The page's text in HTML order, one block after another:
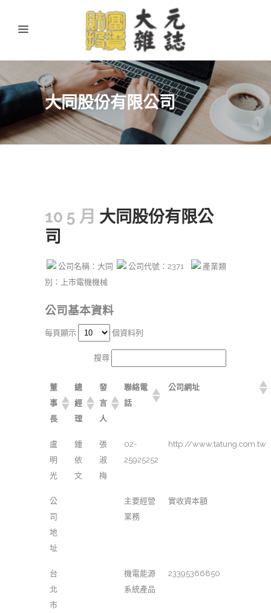
大同股份有限公司
10 5 月 大同股份有限公
司
公司名稱：大同 公司代號：2371
產業類
別：上市電機機械
公司基本資料
每頁顯示 個資料列
搜尋:
董
事
長
總
經
理
發
言
人
聯絡電
話
公司網址
盧
明
光
鍾
依
文
張
淑
梅
02-
25925252
http://www.tatung.com.tw
公
司
地
址
主要經營
業務
實收資本額
台
北
市
機電能源
系統產品
23395366850